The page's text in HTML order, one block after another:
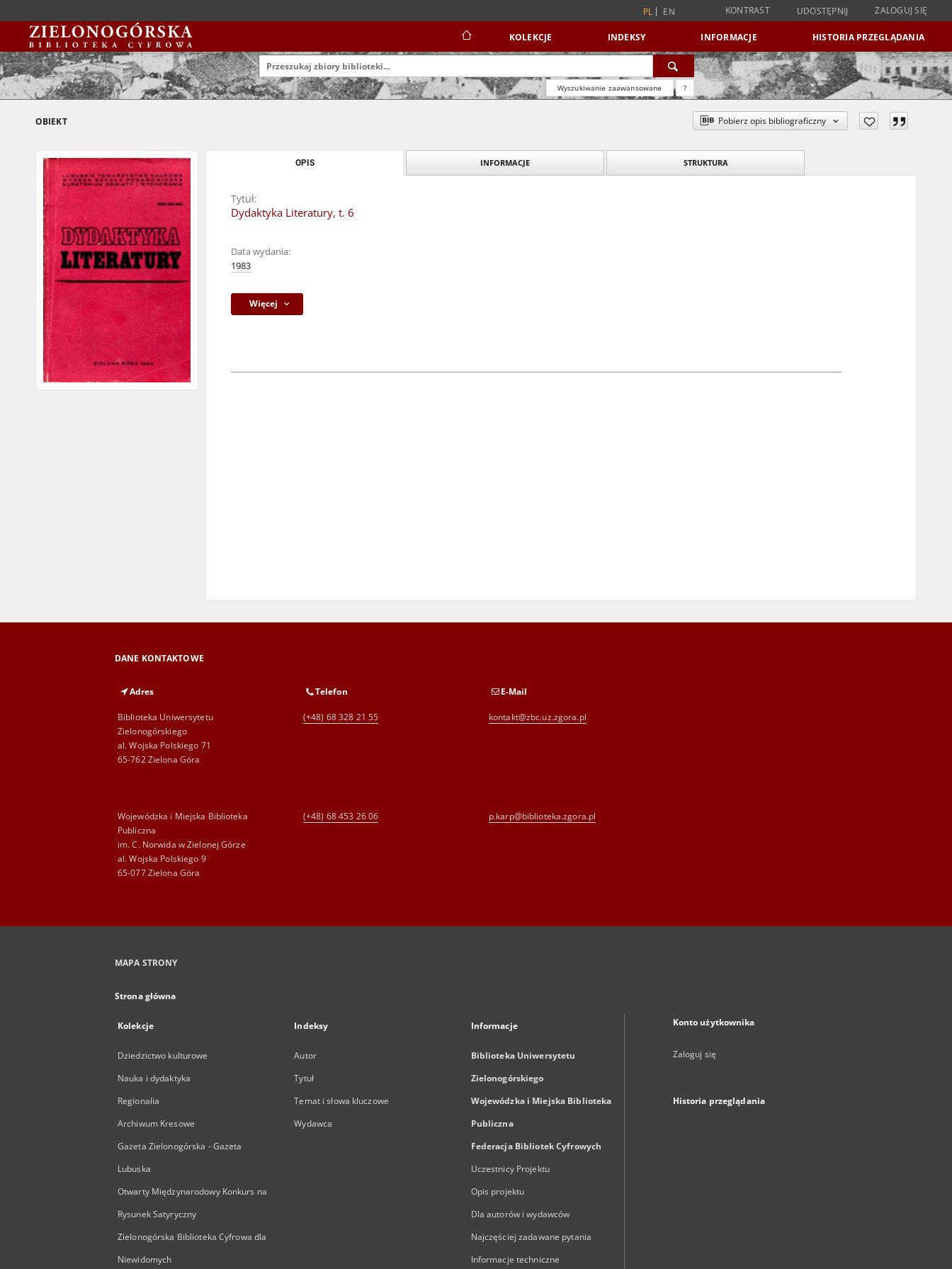
PL EN KONTRAST UDOSTĘPNIJ ZALOGUJ SIĘ
KOLEKCJE INDEKSY INFORMACJE HISTORIA PRZEGLĄDANIA
Wyszukiwanie zaawansowane ?
OBIEKT Pobierz opis bibliograficzny
OPIS INFORMACJE STRUKTURA
Tytuł:
Dydaktyka Literatury, t. 6
Data wydania:
1983
Więcej
DANE KONTAKTOWE
Adres
Biblioteka Uniwersytetu
Zielonogórskiego
al. Wojska Polskiego 71
65-762 Zielona Góra
Telefon
(+48) 68 328 21 55
E-Mail
kontakt@zbc.uz.zgora.pl
Wojewódzka i Miejska Biblioteka
Publiczna
im. C. Norwida w Zielonej Górze
al. Wojska Polskiego 9
65-077 Zielona Góra
(+48) 68 453 26 06 p.karp@biblioteka.zgora.pl
MAPA STRONY
Strona główna
Kolekcje
Dziedzictwo kulturowe
Nauka i dydaktyka
Regionalia
Archiwum Kresowe
Gazeta Zielonogórska - Gazeta
Lubuska
Otwarty Międzynarodowy Konkurs na
Rysunek Satyryczny
Zielonogórska Biblioteka Cyfrowa dla
Niewidomych
Indeksy
Autor
Tytuł
Temat i słowa kluczowe
Wydawca
Informacje
Biblioteka Uniwersytetu
Zielonogórskiego
Wojewódzka i Miejska Biblioteka
Publiczna
Federacja Bibliotek Cyfrowych
Uczestnicy Projektu
Opis projektu
Dla autorów i wydawców
Najczęściej zadawane pytania
Informacje techniczne
Konto użytkownika
Zaloguj się
Historia przeglądania